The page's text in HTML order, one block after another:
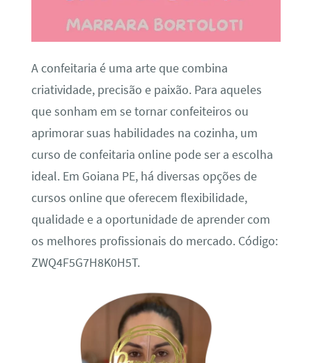
A confeitaria é uma arte que combina
criatividade, precisão e paixão. Para aqueles
que sonham em se tornar confeiteiros ou
aprimorar suas habilidades na cozinha, um
curso de confeitaria online pode ser a escolha
ideal. Em Goiana PE, há diversas opções de
cursos online que oferecem flexibilidade,
qualidade e a oportunidade de aprender com
os melhores profissionais do mercado. Código:
ZWQ4F5G7H8K0H5T.